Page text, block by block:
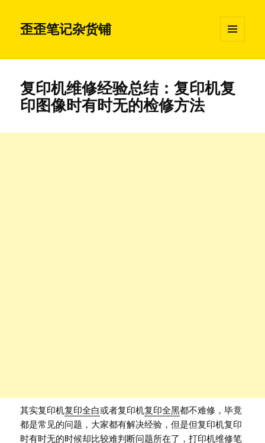
歪歪笔记杂货铺
挂件
复印机维修经验总结：复印机复
印图像时有时无的检修方法
其实复印机复印全白或者复印机复印全黑都不难修，毕竟
都是常见的问题，大家都有解决经验，但是但复印机复印
时有时无的时候却比较难判断问题所在了，打印机维修笔